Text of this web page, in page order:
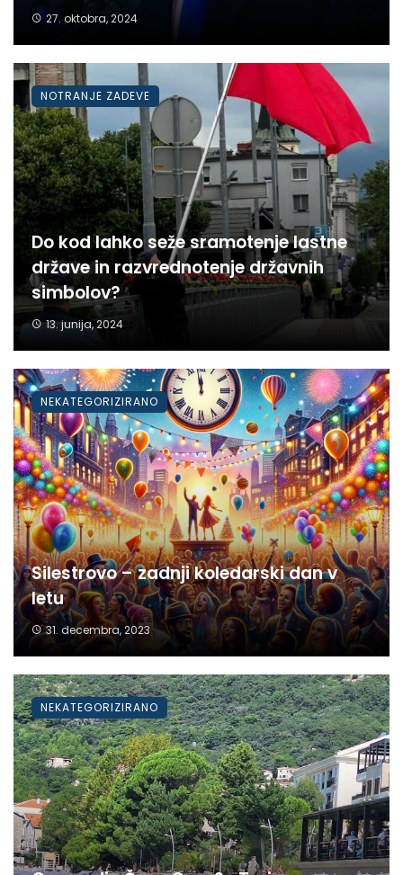
27. oktobra, 2024
Do kod lahko seže sramotenje lastne
države in razvrednotenje državnih
simbolov?
13. junija, 2024
NOTRANJE ZADEVE
Silestrovo – zadnji koledarski dan v
letu
31. decembra, 2023
NEKATEGORIZIRANO
NEKATEGORIZIRANO